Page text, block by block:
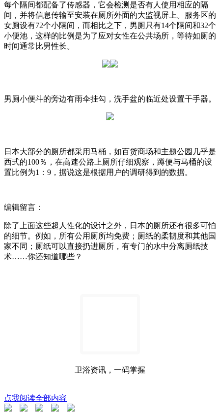
每个隔间都配备了传感器，它会检测是否有人使用相应的隔
间，并将信息传输至安装在厕所外面的大监视屏上。服务区的
女厕设有72个小隔间，而相比之下，男厕只有14个隔间和32个
小便池，这样的比例是为了应对女性在公共场所，等待如厕的
时间通常比男性长。
男厕小便斗的旁边有雨伞挂勾，洗手盆的临近处设置干手器。
日本大部分的厕所都采用马桶，如百货商场和主题公园几乎是
西式的100％，在高速公路上厕所仔细观察，蹲便与马桶的设
置比例为1：9，据说这是根据用户的调研得到的数据。
编辑留言：
除了上面这些超人性化的设计之外，日本的厕所还有很多可怕
的细节。例如，所有公用厕所均免费；厕纸的柔韧度和其他国
家不同；厕纸可以直接扔进厕所，有专门的水中分离厕纸技
术……你还知道哪些？
卫浴资讯，一码掌握
点我阅读全部内容